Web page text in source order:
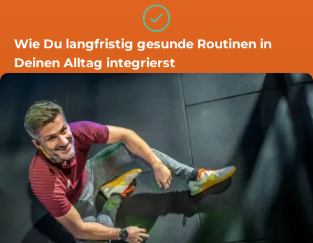
Wie Du langfristig gesunde Routinen in
Deinen Alltag integrierst